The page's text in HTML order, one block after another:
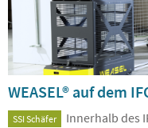
WEASEL® auf dem
SSI Schäfer
Innerhalb des